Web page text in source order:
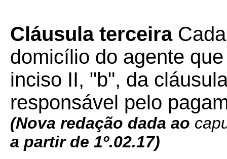
Cláusula terceiraCada
domicílio do agente
inciso II, "b", da
responsável pelo
(Nova redação dada ao
a partir de 1º.02.17)